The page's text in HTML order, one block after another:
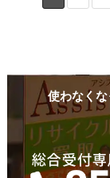
使わなく